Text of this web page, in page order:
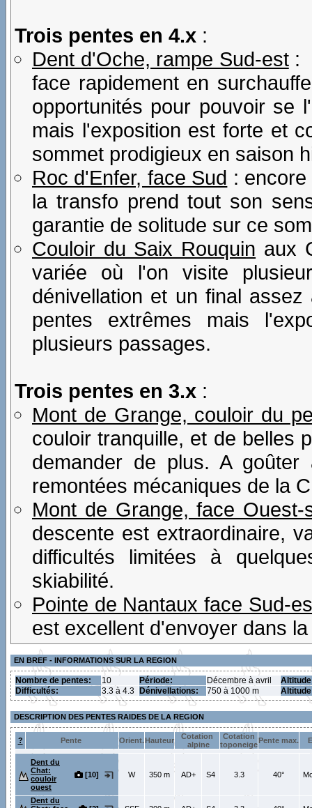
Trois pentes en 4.x :
Dent d'Oche, rampe Sud-est:
face rapidement en
opportunités pour pouvoir se
mais l'exposition est forte et
sommet prodigieux en saison
Roc d'Enfer, face Sud :
la transfo prend tout son
garantie de solitude sur ce
Couloir du Saix Rouquin aux
variée où l'on visite
dénivellation et un final
pentes extrêmes mais
plusieurs passages.
Trois pentes en 3.x :
Mont de Grange, couloir du
couloir tranquille, et de belles
demander de plus. A
remontées mécaniques de la
Mont de Grange, face Ouest-
descente est extraordinaire,
difficultés limitées à
skiabilité.
Pointe de Nantaux face Sud-
est excellent d'envoyer dans
EN BREF - INFORMATIONS SUR LA REGION
Nombre de pentes: 10 Période: Décembre à avril
Difficultés:
3.3 à 4.3 Dénivellations: 750 à 1000 m
DESCRIPTION DES PENTES RAIDES DE LA REGION
? Pente Orient.Hauteur Cotation
alpine
Cotation
toponeigePente max.
Dent du
Chat:
couloir
ouest
[10] W 350 m AD+ S4 3.3 40°
Dent du